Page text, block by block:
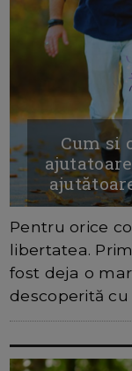
Cum si
Pentru orice
libertatea.
fost deja o
descoperită cu